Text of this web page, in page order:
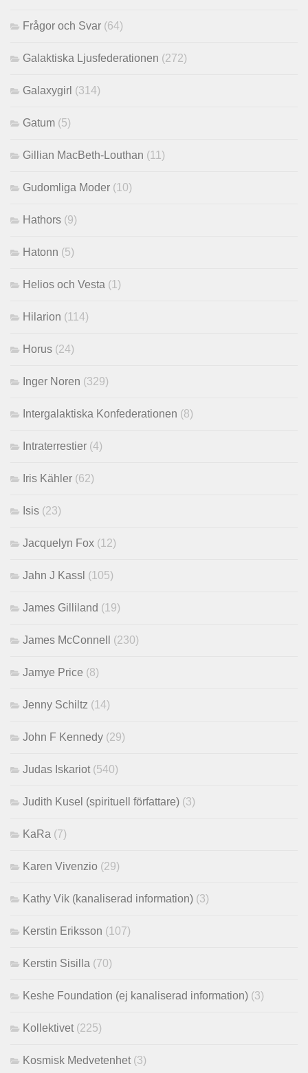
Frågor och Svar (64)
Galaktiska Ljusfederationen (272)
Galaxygirl (314)
Gatum (5)
Gillian MacBeth-Louthan (11)
Gudomliga Moder (10)
Hathors (9)
Hatonn (5)
Helios och Vesta (1)
Hilarion (114)
Horus (24)
Inger Noren (329)
Intergalaktiska Konfederationen (8)
Intraterrestier (4)
Iris Kähler (62)
Isis (23)
Jacquelyn Fox (12)
Jahn J Kassl (105)
James Gilliland (19)
James McConnell (230)
Jamye Price (8)
Jenny Schiltz (14)
John F Kennedy (29)
Judas Iskariot (540)
Judith Kusel (spirituell författare) (3)
KaRa (7)
Karen Vivenzio (29)
Kathy Vik (kanaliserad information) (3)
Kerstin Eriksson (107)
Kerstin Sisilla (70)
Keshe Foundation (ej kanaliserad information) (3)
Kollektivet (225)
Kosmisk Medvetenhet (3)